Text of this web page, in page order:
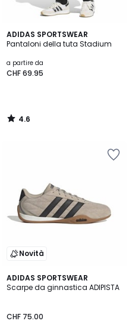
ADIDAS SPORTSWEAR
Pantaloni della tuta Stadium
a partire da
CHF 69.95
4.6
/ 5
4.6
/
Novità
ADIDAS SPORTSWEAR
Scarpe da ginnastica ADIPISTA
CHF 75.00